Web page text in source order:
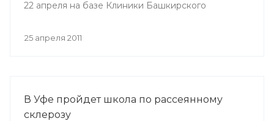
22 апреля на базе Клиники Башкирского
собрались врачи-хирурги и сосудистые хирурги.
25 апреля 2011
В Уфе пройдет школа по рассеянному
склерозу